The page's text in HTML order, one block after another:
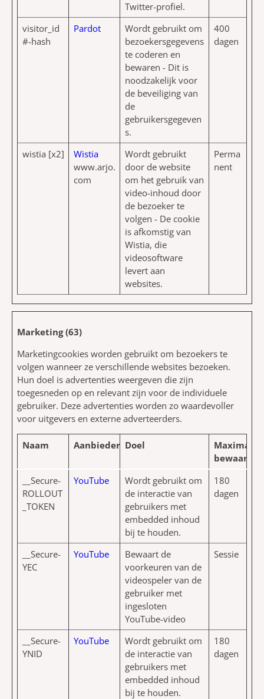
Twitter-profiel.
visitor_id
#-hash
Pardot
Wordt gebruikt om
bezoekersgegevens
te coderen en
bewaren - Dit is
noodzakelijk voor
de beveiliging van
de
gebruikersgegeven
s.
400
dagen
wistia [x2]
Wistia
www.arjo.
com
Wordt gebruikt
door de website
om het gebruik van
video-inhoud door
de bezoeker te
volgen - De cookie
is afkomstig van
Wistia, die
videosoftware
levert aan
websites.
Perma
nent
Marketing (63)
Marketingcookies worden gebruikt om bezoekers te
volgen wanneer ze verschillende websites bezoeken.
Hun doel is advertenties weergeven die zijn
toegesneden op en relevant zijn voor de individuele
gebruiker. Deze advertenties worden zo waardevoller
voor uitgevers en externe adverteerders.
Naam Aanbieder Doel
Maximale
__Secure-
ROLLOUT
_TOKEN
YouTube
Wordt gebruikt om
de interactie van
gebruikers met
embedded inhoud
bij te houden.
180
dagen
__Secure-
YEC
YouTube
Bewaart de
voorkeuren van de
videospeler van de
gebruiker met
ingesloten
YouTube-video
Sessie
__Secure-
YNID
YouTube
Wordt gebruikt om
de interactie van
gebruikers met
embedded inhoud
bij te houden.
180
dagen